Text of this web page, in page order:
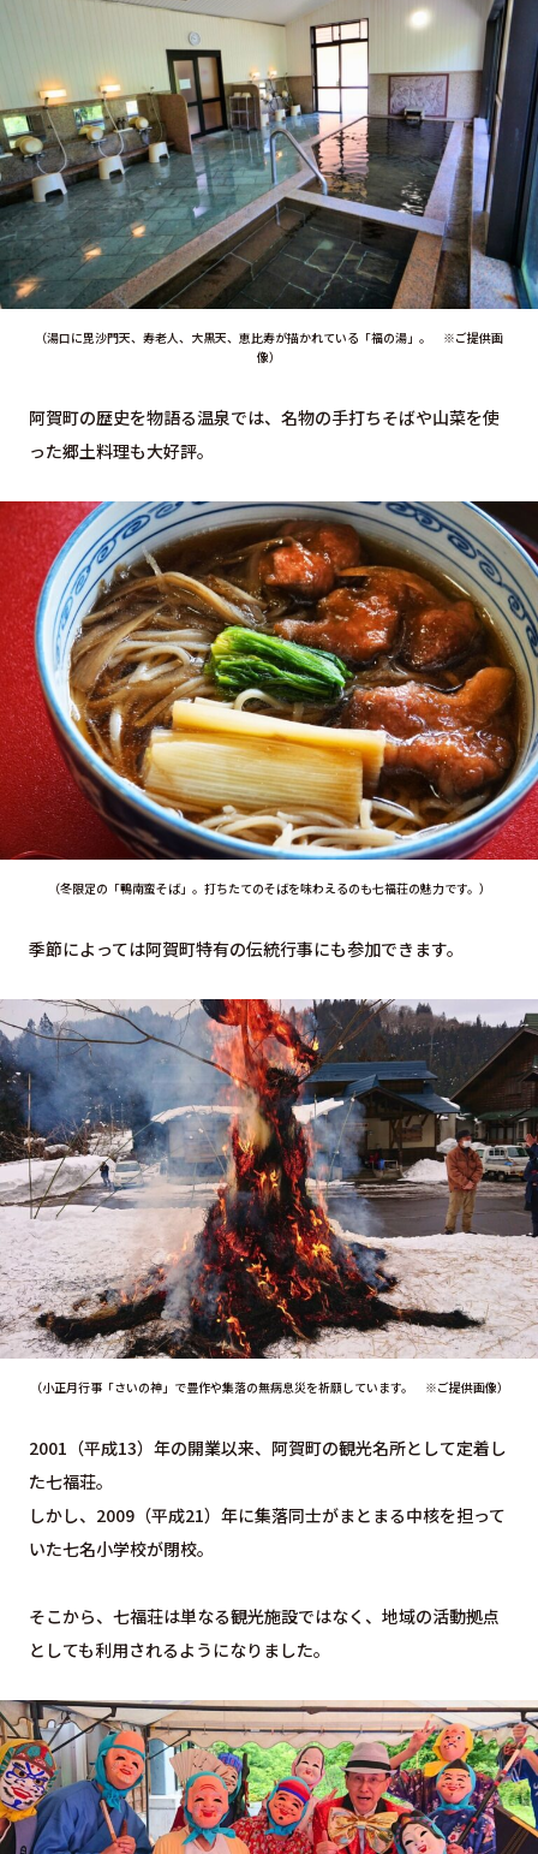
（湯口に毘沙門天、寿老人、大黒天、恵比寿が描かれている「福の湯」。 ※ご提供画
像）
阿賀町の歴史を物語る温泉では、名物の手打ちそばや山菜を使
った郷土料理も大好評。
（冬限定の「鴨南蛮そば」。打ちたてのそばを味わえるのも七福荘の魅力です。）
季節によっては阿賀町特有の伝統行事にも参加できます。
（小正月行事「さいの神」で豊作や集落の無病息災を祈願しています。 ※ご提供画像）
2001（平成13）年の開業以来、阿賀町の観光名所として定着し
た七福荘。
しかし、2009（平成21）年に集落同士がまとまる中核を担って
いた七名小学校が閉校。
そこから、七福荘は単なる観光施設ではなく、地域の活動拠点
としても利用されるようになりました。